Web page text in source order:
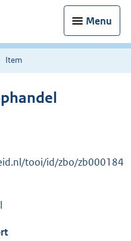
Menu
Item
tooi/id/zbo/zb000184